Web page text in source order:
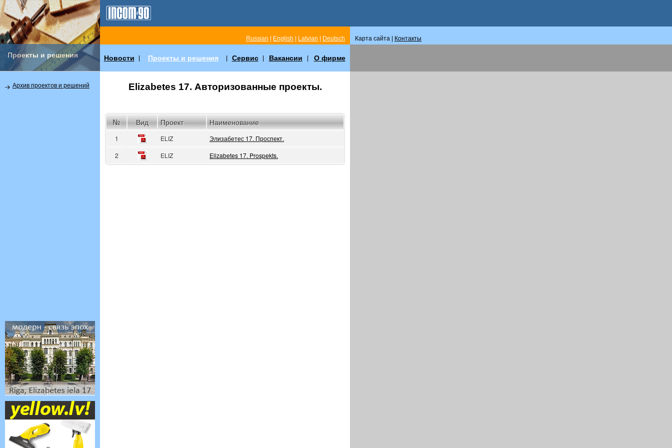
Проекты и решения
Russian English Latvian Deutsch Карта сайта | Контакты
Новости Проекты и решения Сервис Вакансии О фирме
Архив проектов и решений Elizabetes 17. Авторизованные проекты.
№ Вид Проект Наименование
1 ELIZ
Элизабетес 17. Проспект.
2
ELIZ Elizabetes 17. Prospekts.